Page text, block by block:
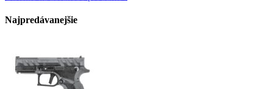
Najpredávanejšie